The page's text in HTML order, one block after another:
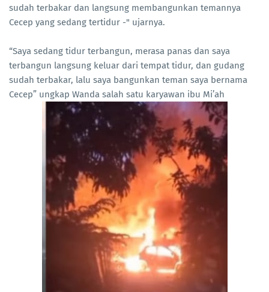
sudah terbakar dan langsung membangunkan temannya
Cecep yang sedang tertidur -" ujarnya.
“Saya sedang tidur terbangun, merasa panas dan saya
terbangun langsung keluar dari tempat tidur, dan gudang
sudah terbakar, lalu saya bangunkan teman saya bernama
Cecep” ungkap Wanda salah satu karyawan ibu Mi’ah